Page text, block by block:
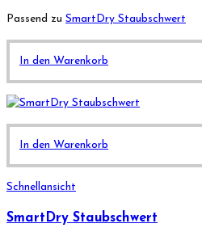
Passend zu SmartDry Staubschwert
In den Warenkorb
In den Warenkorb
Schnellansicht
SmartDry Staubschwert